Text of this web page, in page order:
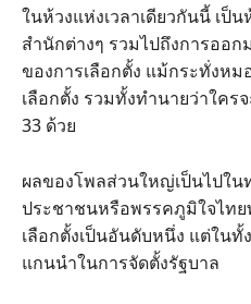
ในห้วงแห่งเวลาเดียวกันนี้ เป็
สำนักต่างๆ รวมไปถึงการออ
ของการเลือกตั้ง แม้กระทั่งห
เลือกตั้ง รวมทั้งทำนายว่าใค
33 ด้วย
ผลของโพลส่วนใหญ่เป็นไปใน
ประชาชนหรือพรรคภูมิใจไท
เลือกตั้งเป็นอันดับหนึ่ง แต่ใน
แกนนำในการจัดตั้งรัฐบาล